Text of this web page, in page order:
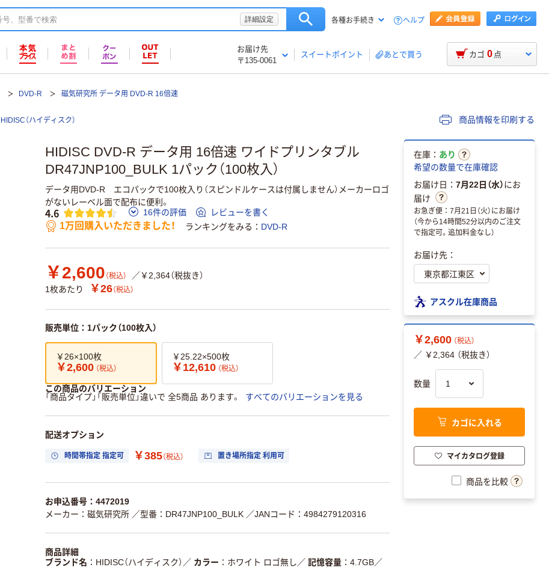
詳細設定 各種お手続き ヘルプ
お届け先
〒135-0061
スイートポイント あとで買う カゴ 0 点
DVD-R 磁気研究所 データ用 DVD-R 16倍速
HIDISC（ハイディスク） 商品情報を印刷する
HIDISC DVD-R データ用 16倍速 ワイドプリンタブル
DR47JNP100_BULK 1パック（100枚入）
データ用DVD-R エコパックで100枚入り（スピンドルケースは付属しません）メーカーロゴ
がないレーベル面で配布に便利。
4.6 16件の評価 レビューを書く
1万回購入いただきました！ ランキングをみる DVD-R
￥2,600 （税込）
／￥2,364（税抜き）
1枚あたり
￥26（税込）
販売単位：1パック（100枚入）
￥26×100枚
￥2,600 （税込）
￥25.22×500枚
￥12,610 （税込）
この商品のバリエーション
「商品タイプ」「販売単位」違いで 全5商品 あります。
すべてのバリエーションを見る
配送オプション
時間帯指定 指定可 ￥385（税込） 置き場所指定 利用可
お申込番号：4472019
メーカー：磁気研究所 ／型番：DR47JNP100_BULK ／JANコード：4984279120316
商品詳細
ブランド名
HIDISC（ハイディスク） ／ カラー ホワイト ロゴ無し ／ 記憶容量 4.7GB／
在庫： あり
希望の数量で在庫確認
お届け日： 7月22日（水）にお
届け
お急ぎ便：7月21日（火）にお届け
（今から14時間52分以内のご注文
で指定可。追加料金なし）
お届け先：
アスクル在庫商品
￥2,600 （税込）
／ ￥2,364 （税抜き）
数量
カゴに入れる
マイカタログ登録
商品を比較